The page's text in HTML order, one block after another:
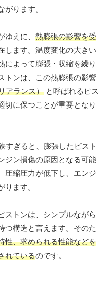
ります。
えに、 熱膨張の影響を受
します。温度変化の大きい
によって膨張・収縮を繰り
トンは、この熱膨張の影響
アランス） と呼ばれるピス
切に保つことが重要となり
すぎると、膨張したピスト
ジン損傷の原因となる可能
圧縮圧力が低下し、エンジ
ます。
ストンは、シンプルながら
つ構造と言えます。そのた
性、求められる性能などを
れているのです。